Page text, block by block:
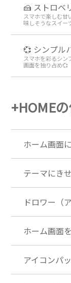
🍰 ストロベ
スマホで楽しむ甘
味しそうなスイー
💞 シンプル
スマホを彩るシン
画面を独り占め💞
+HOME
ホーム画面
テーマにき
ドロワー（
ホーム画面
アイコンパ